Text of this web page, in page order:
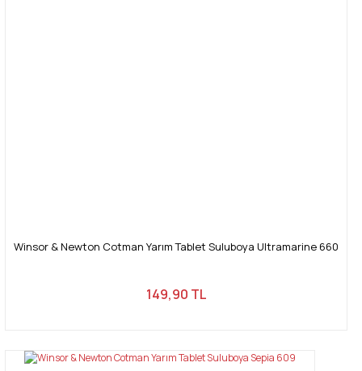
Winsor & Newton Cotman Yarım Tablet Suluboya Ultramarine 660
149,90 TL